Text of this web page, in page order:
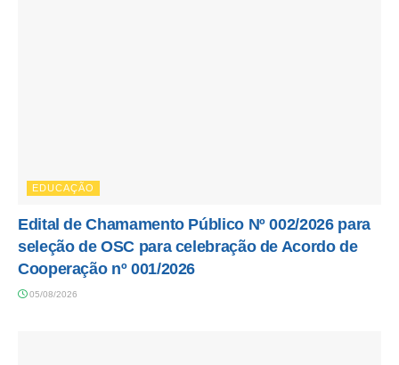
EDUCAÇÃO
Edital de Chamamento Público Nº 002/2026 para
seleção de OSC para celebração de Acordo de
Cooperação nº 001/2026
05/08/2026